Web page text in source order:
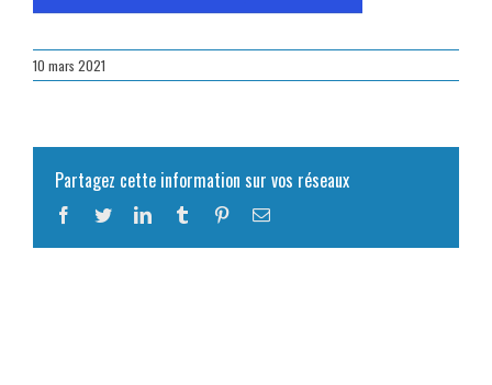
10 mars 2021
Partagez cette information sur vos réseaux
Facebook
TwitterLinkedInTumblr PinterestEmail